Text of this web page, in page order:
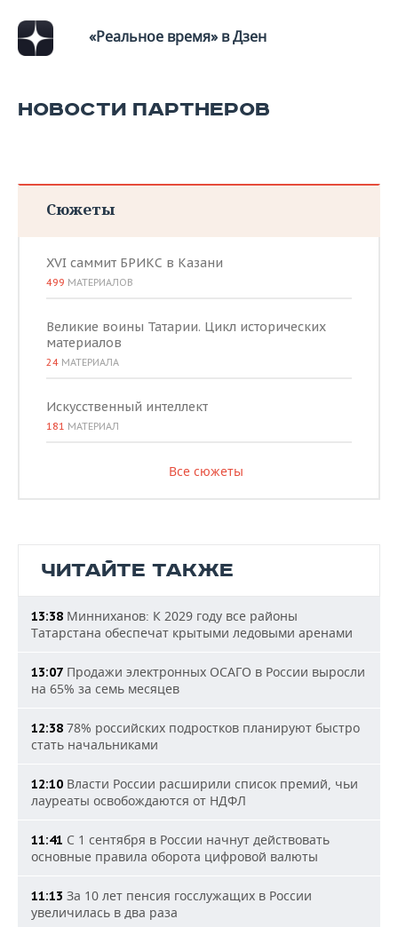
ФИГУРНОЕ КАТАНИЕ
МЕДИЦИНА
«Реальное время» в Дзен
НОВОСТИ ПАРТНЕРОВ
Сюжеты
XVI саммит БРИКС в Казани
499 МАТЕРИАЛОВ
Великие воины Татарии. Цикл исторических
материалов
24 МАТЕРИАЛА
Искусственный интеллект
181 МАТЕРИАЛ
Все сюжеты
ЧИТАЙТЕ ТАКЖЕ
13:38 Минниханов: К 2029 году все районы
Татарстана обеспечат крытыми ледовыми аренами
13:07 Продажи электронных ОСАГО в России выросли
на 65% за семь месяцев
12:38 78% российских подростков планируют быстро
стать начальниками
12:10 Власти России расширили список премий, чьи
лауреаты освобождаются от НДФЛ
11:41 С 1 сентября в России начнут действовать
основные правила оборота цифровой валюты
11:13 За 10 лет пенсия госслужащих в России
увеличилась в два раза